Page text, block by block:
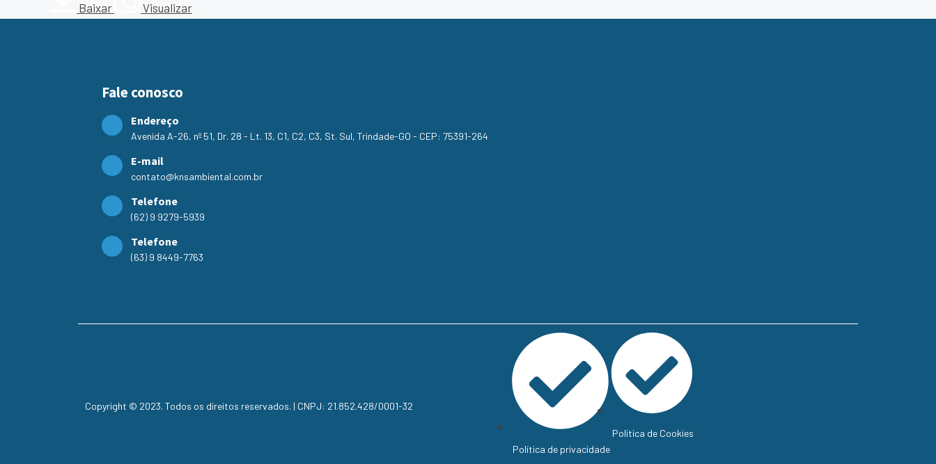
Baixar Visualizar
Fale conosco
Endereço
Avenida A-26, nº 51, Dr. 28 - Lt. 13, C1, C2, C3, St. Sul, Trindade-GO - CEP: 75391-264
E-mail
contato@knsambiental.com.br
Telefone
(62) 9 9279-5939
Telefone
(63) 9 8449-7763
Copyright © 2023. Todos os direitos reservados. | CNPJ: 21.852.428/0001-32
Política de privacidade
Política de Cookies